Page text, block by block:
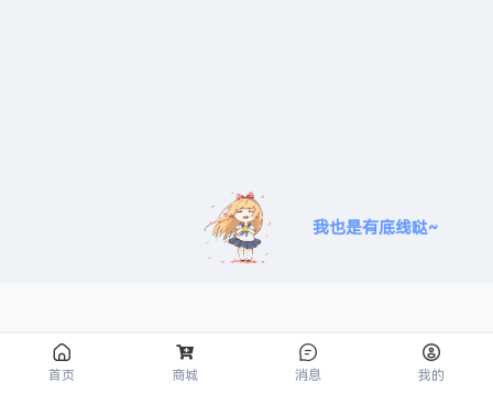
我也是有底线哒~
首页 商城 消息 我的